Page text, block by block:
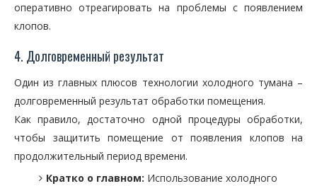
оперативно отреагировать на проблемы с появлением
клопов.
4. Долговременный результат
Один из главных плюсов технологии холодного тумана –
долговременный результат обработки помещения.
Как правило, достаточно одной процедуры обработки,
чтобы защитить помещение от появления клопов на
продолжительный период времени.
Кратко о главном: Использование холодного